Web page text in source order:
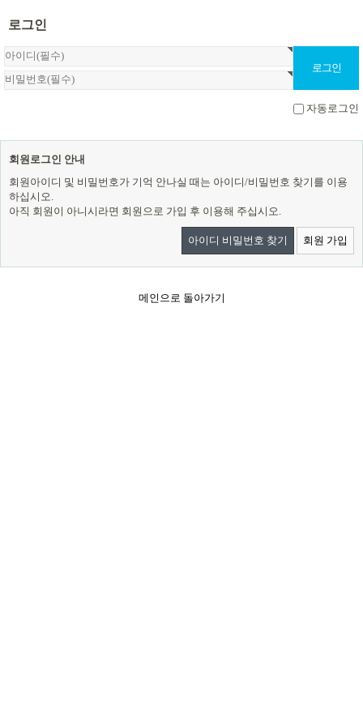
로그인
자동로그인
회원로그인 안내
회원아이디 및 비밀번호가 기억 안나실 때는 아이디/비밀번호 찾기를 이용
하십시오.
아직 회원이 아니시라면 회원으로 가입 후 이용해 주십시오.
아이디 비밀번호 찾기 회원 가입
메인으로 돌아가기